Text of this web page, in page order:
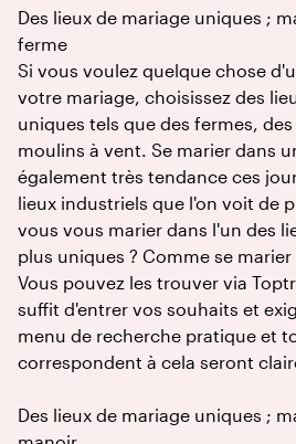
Des lieux de mariage uniques ;
ferme
Si vous voulez quelque chose
votre mariage, choisissez des
uniques tels que des fermes,
moulins à vent. Se marier dans
également très tendance ces
lieux industriels que l'on voit de
vous vous marier dans l'un des
plus uniques ? Comme se
Vous pouvez les trouver via
suffit d'entrer vos souhaits et
menu de recherche pratique et
correspondent à cela seront
Des lieux de mariage uniques ;